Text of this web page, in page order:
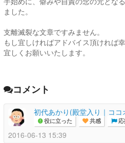
ました。
支離滅裂な文章ですみません。
もし宜しければアドバイス頂ければ幸
宜しくお願いいたします。
コメント
初代あかり(殿堂入り｜ココ
役に立った 共感 応
2016-06-13 15:39